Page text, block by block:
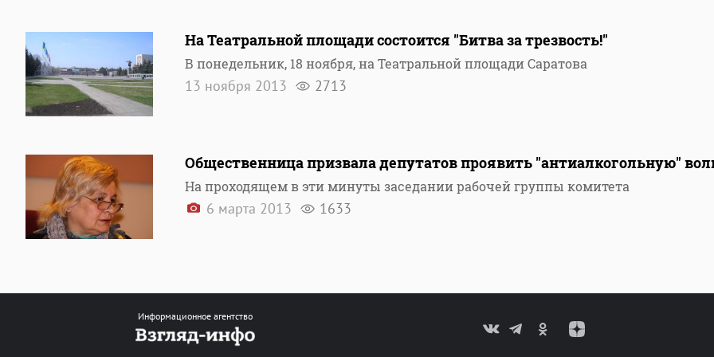
На Театральной площади состоится "Битва за трезвость!"
В понедельник, 18 ноября, на Театральной площади Саратова
13 ноября 2013 2713
Общественница призвала депутатов проявить "антиалкогольную"
На проходящем в эти минуты заседании рабочей группы комитета
6 марта 2013 1633
Информационное агентство